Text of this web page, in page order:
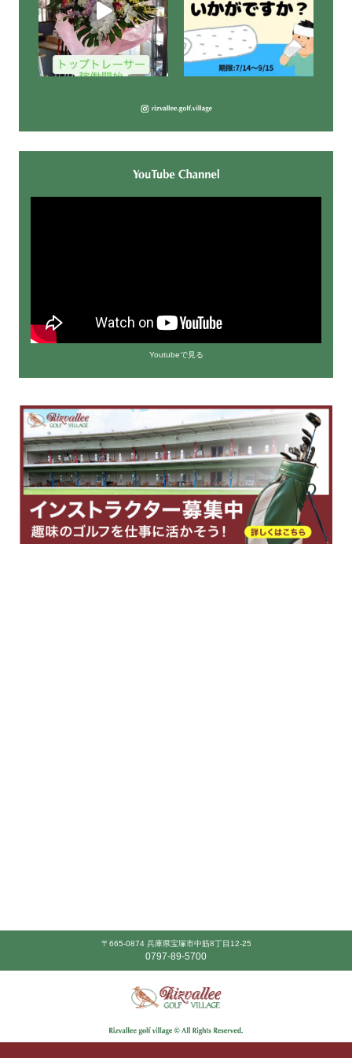
Youtubeで見る
〒665-0874 兵庫県宝塚市中筋8丁目12-25
0797-89-5700